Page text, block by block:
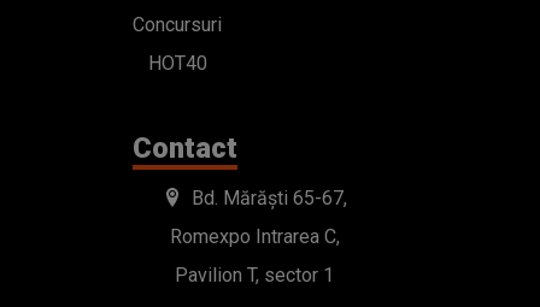
Concursuri
HOT40
Contact
Bd. Mărăști 65-67,
Romexpo Intrarea C,
Pavilion T, sector 1